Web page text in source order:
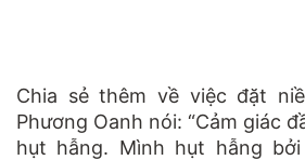
Chia sẻ thêm về việc đặt
Phương Oanh nói: “Cảm giác
hụt hẫng. Mình hụt hẫng